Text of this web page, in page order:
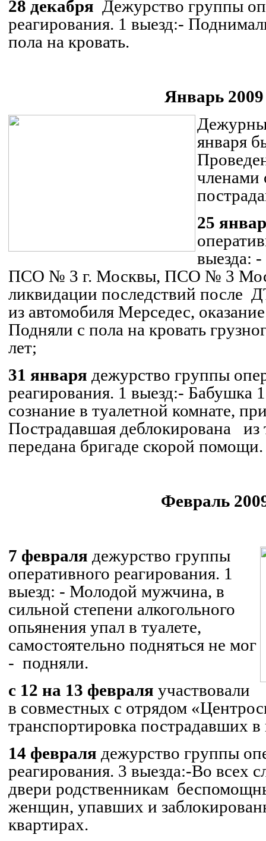
28 декабря Дежурство группы
реагирования. 1 выезд:-
пола на кровать.
Январь 2009
января
членами
25
выезда: -
ПСО № 3 г. Москвы, ПСО № 3
ликвидации последствий после
из автомобиля Мерседес,
Подняли с пола на кровать
лет;
31 января дежурство группы
реагирования. 1 выезд:- Бабушка
сознание в туалетной комнате,
Пострадавшая деблокирована
из
передана бригаде скорой
Февраль
7 февраля дежурство группы
оперативного реагирования. 1
выезд: - Молодой мужчина, в
сильной степени алкогольного
опьянения упал в туалете,
самостоятельно подняться не мог
- подняли.
с 12 на 13 февраля участвовали
в совместных с отрядом «
транспортировка пострадавших
14 февраля дежурство группы
реагирования. 3 выезда:-Во всех
двери родственникам
женщин, упавших и
квартирах.